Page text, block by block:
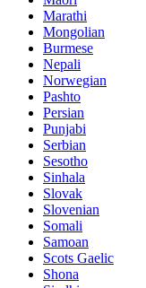
Marathi
Mongolian
Burmese
Nepali
Norwegian
Pashto
Persian
Punjabi
Serbian
Sesotho
Sinhala
Slovak
Slovenian
Somali
Samoan
Scots Gaelic
Shona